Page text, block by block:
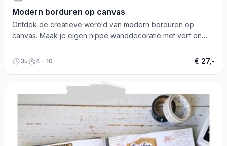
Modern borduren op canvas
Ontdek de creatieve wereld van modern borduren op
canvas. Maak je eigen hippe wanddecoratie met verf en
3u 4 - 10 € 27,-